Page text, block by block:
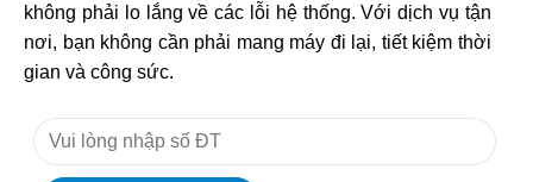
không phải lo lắng về các lỗi hệ thống. Với dịch vụ tận
nơi, bạn không cần phải mang máy đi lại, tiết kiệm thời
gian và công sức.